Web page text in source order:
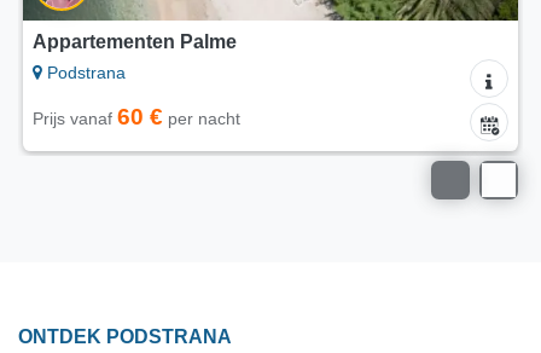
Appartementen Palme
Podstrana
Prijs vanaf 60 €per nacht
ONTDEK PODSTRANA